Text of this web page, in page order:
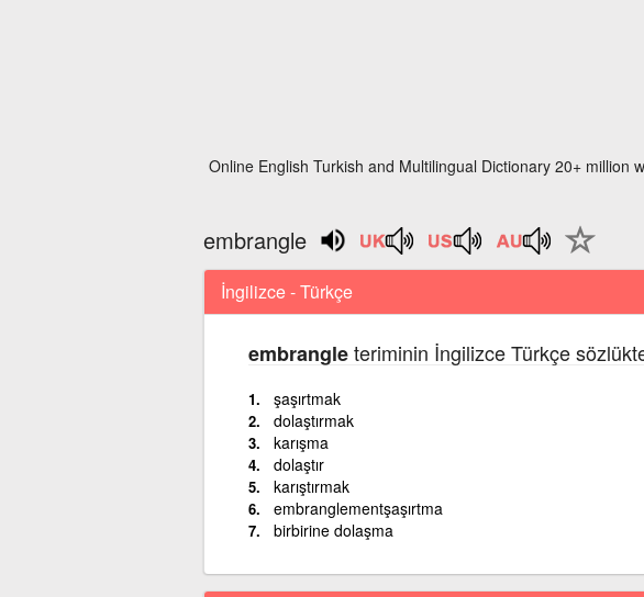
Online English Turkish and Multilingual Dictionary 20+ million
embrangle
İngilizce - Türkçe
embrangleteriminin İngilizce Türkçe
şaşırtmak
dolaştırmak
karışma
dolaştır
karıştırmak
embranglementşaşırtma
birbirine dolaşma